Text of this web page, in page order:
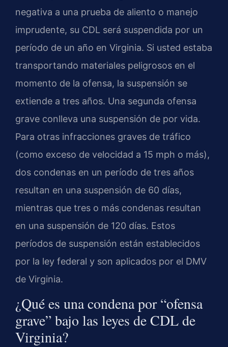
negativa a una prueba de aliento o manejo
imprudente, su CDL será suspendida por un
período de un año en Virginia. Si usted estaba
transportando materiales peligrosos en el
momento de la ofensa, la suspensión se
extiende a tres años. Una segunda ofensa
grave conlleva una suspensión de por vida.
Para otras infracciones graves de tráfico
(como exceso de velocidad a 15 mph o más),
dos condenas en un período de tres años
resultan en una suspensión de 60 días,
mientras que tres o más condenas resultan
en una suspensión de 120 días. Estos
períodos de suspensión están establecidos
por la ley federal y son aplicados por el DMV
de Virginia.
¿Qué es una condena por “ofensa
grave” bajo las leyes de CDL de
Virginia?